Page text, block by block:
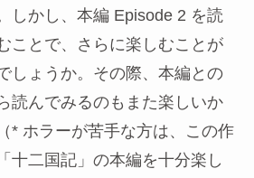
しかし、本編 Episode 2 を読
ことで、さらに楽しむことが
しょうか。その際、本編との
読んでみるのもまた楽しいか
* ホラーが苦手な方は、この作
十二国記」の本編を十分楽し